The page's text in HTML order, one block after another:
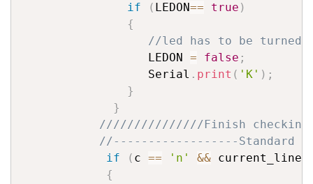
if
( LEDON== true )
{
//led has to be turned
                  LEDON
= false ;
                  Serial
. print ( 'K' ) ;
}
}
///////////////Finish
//------------------Standard
if
( c == 'n' &&
{